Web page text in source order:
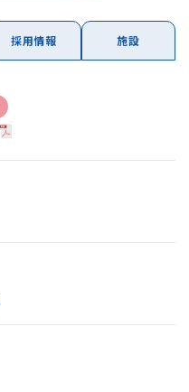
採用情報 施設